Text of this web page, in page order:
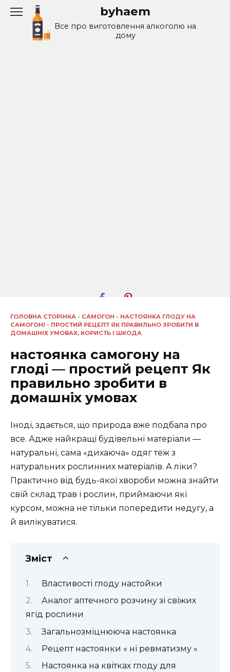
Перейти
содержанию
byhaem
Все про виготовлення алкоголю на
дому
ГОЛОВНА СТОРІНКА » САМОГОН » НАСТОЯНКА ГЛОДУ НА
САМОГОНІ - ПРОСТИЙ РЕЦЕПТ ЯК ПРАВИЛЬНО ЗРОБИТИ В
ДОМАШНІХ УМОВАХ, КОРИСТЬ І ШКОДА
настоянка самогону на
глоді — простий рецепт Як
правильно зробити в
домашніх умовах
Іноді, здається, що природа вже подбала про
все. Адже найкращі будівельні матеріали —
натуральні, сама «дихаюча» одяг теж з
натуральних рослинних матеріалів. А ліки?
Практично від будь-якої хвороби можна знайти
свій склад трав і рослин, приймаючи які
курсом, можна не тільки попередити недугу, а
й вилікуватися.
Зміст
Властивості глоду настойки
Аналог аптечного розчину зі свіжих
ягід рослини
Загальнозміцнююча настоянка
Рецепт настоянки « ні ревматизму »
Настоянка на квітках глоду для